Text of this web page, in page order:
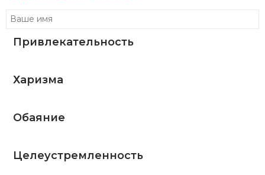
Привлекательность
Харизма
Обаяние
Целеустремленность